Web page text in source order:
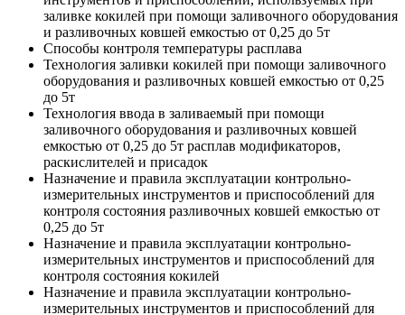
заливке кокилей при помощи заливочного оборудования
и разливочных ковшей емкостью от 0,25 до 5т
Способы контроля температуры расплава
Технология заливки кокилей при помощи заливочного
оборудования и разливочных ковшей емкостью от 0,25
до 5т
Технология ввода в заливаемый при помощи
заливочного оборудования и разливочных ковшей
емкостью от 0,25 до 5т расплав модификаторов,
раскислителей и присадок
Назначение и правила эксплуатации контрольно-
измерительных инструментов и приспособлений для
контроля состояния разливочных ковшей емкостью от
0,25 до 5т
Назначение и правила эксплуатации контрольно-
измерительных инструментов и приспособлений для
контроля состояния кокилей
Назначение и правила эксплуатации контрольно-
измерительных инструментов и приспособлений для